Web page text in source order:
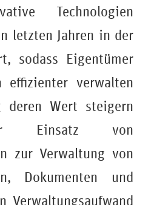
Technologien
letzten Jahren in der
sodass Eigentümer
verwalten
deren Wert steigern
Einsatz von
zur Verwaltung von
Dokumenten und
Verwaltungsaufwand